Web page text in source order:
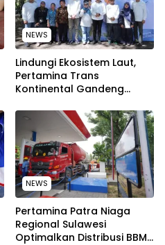
NEWS
Lindungi Ekosistem Laut,
Pertamina Trans
Kontinental Gandeng
Kebersihan Pantai di
Bitung, Sulawesi
NEWS
Pertamina Patra Niaga
Regional Sulawesi
Optimalkan Distribusi BBM